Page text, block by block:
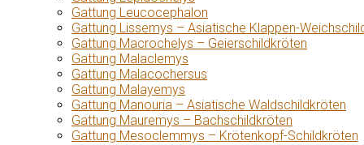
Gattung Leucocephalon
Gattung Lissemys – Asiatische Klappen-
Gattung Macrochelys – Geierschildkröten
Gattung Malaclemys
Gattung Malacochersus
Gattung Malayemys
Gattung Manouria – Asiatische Waldschildkröten
Gattung Mauremys – Bachschildkröten
Gattung Mesoclemmys – Krötenkopf-Schildkröten